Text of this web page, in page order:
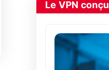
Le VPN